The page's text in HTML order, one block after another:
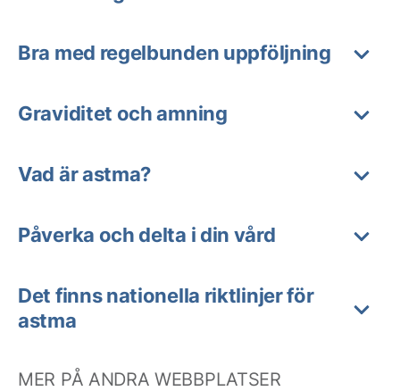
Bra med regelbunden uppföljning
Graviditet och amning
Vad är astma?
Påverka och delta i din vård
Det finns nationella riktlinjer för
astma
MER PÅ ANDRA WEBBPLATSER